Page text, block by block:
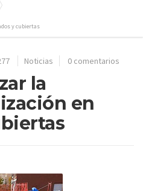
y cubiertas
Noticias 0 comentarios
la
en